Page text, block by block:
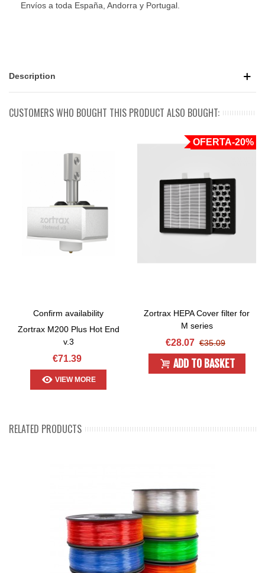
Envíos a toda España, Andorra y Portugal.
Description
CUSTOMERS WHO BOUGHT THIS PRODUCT ALSO BOUGHT:
Confirm availability
Zortrax M200 Plus Hot End
v.3
€71.39
VIEW MORE
OFERTA-20%
Zortrax HEPA Cover filter for
M series
€28.07 €35.09
ADD TO BASKET
RELATED PRODUCTS